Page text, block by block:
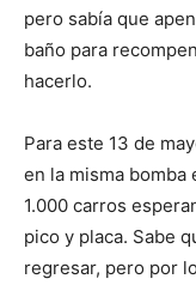
pero sabía que
baño para
hacerlo.
Para este 13 de
en la misma bomba
1.000 carros
pico y placa. Sabe
regresar, pero por